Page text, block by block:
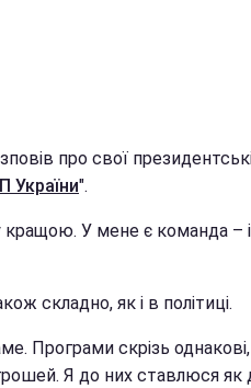
про свої
України".
кращою. У мене є команда – і
складно, як і в політиці.
Програми скрізь однакові,
Я до них ставлюся як